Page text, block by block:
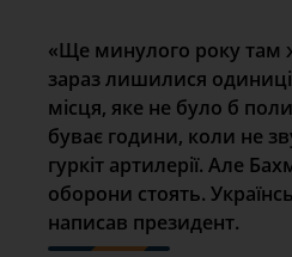
«Ще минулого року там
зараз лишилися
місця, яке не було б
буває години, коли не
гуркіт артилерії. Але
оборони стоять.
написав президент.